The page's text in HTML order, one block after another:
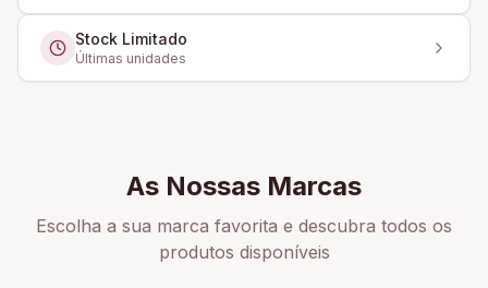
Stock Limitado
Últimas unidades
As Nossas Marcas
Escolha a sua marca favorita e descubra todos os
produtos disponíveis